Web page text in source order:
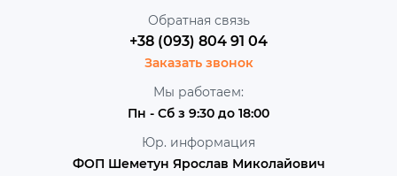
Обратная связь
+38 (093) 804 91 04
Заказать звонок
Мы работаем:
Пн - Сб з 9:30 до 18:00
Юр. информация
ФОП Шеметун Ярослав Миколайович